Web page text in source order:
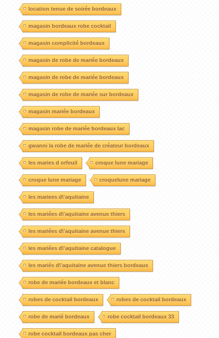
location tenue de soirée bordeaux
magasin bordeaux robe cocktail
magasin complicité bordeaux
magasin de robe de mariée bordeaux
magasin de robe de mariée bordeaux
magasin de robe de mariée sur bordeaux
magasin mariée bordeaux
magasin robe de mariée bordeaux lac
gwanni la robe de mariée de créateur bordeaux
les maries d orfeuil croque lune mariage
croque lune mariage croquelune mariage
les mariees d\'aquitaine
les mariées d\'aquitaine avenue thiers
les mariées d\'aquitaine avenue thiers
les mariées d\'aquitaine catalogue
les mariés d\'aquitaine avenue thiers bordeaux
robe de mariée bordeaux et blanc
robes de cocktail bordeaux robes de cocktail bordeaux
robe de marié bordeaux robe cocktail bordeaux 33
robe cocktail bordeaux pas cher